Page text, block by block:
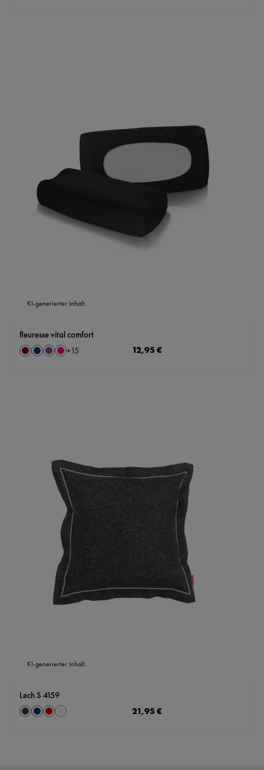
KI-generierter Inhalt.
fleuresse vital comfort
Farbeauswählen
Bordeaux
MarinePflaume
Rosé
+15 Regulärer Preis:
12,95 €
KI-generierter Inhalt.
Lech S 4159
Farbeauswählen
Anthrazit
Marine
rot silber
Regulärer Preis:
21,95 €